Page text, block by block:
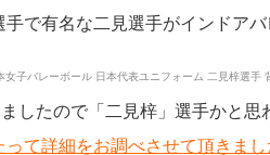
手で有名な二見選手がインドア
したので「二見梓」選手かと思
て詳細をお調べさせて頂きまし